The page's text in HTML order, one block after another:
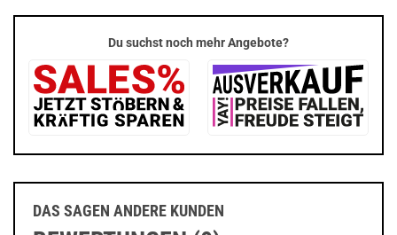
Du suchst noch mehr Angebote?
DAS SAGEN ANDERE KUNDEN